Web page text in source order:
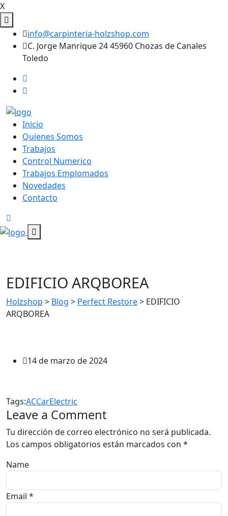
X
info@carpinteria-holzshop.com
C. Jorge Manrique 24 45960 Chozas de Canales
Toledo
Inicio
Quienes Somos
Trabajos
Control Numerico
Trabajos Emplomados
Novedades
Contacto
EDIFICIO ARQBOREA
Holzshop > Blog > Perfect Restore> EDIFICIO
ARQBOREA
14 de marzo de 2024
Tags:ACCarElectric
Leave a Comment
Tu dirección de correo electrónico no será publicada.
Los campos obligatorios están marcados con *
Name
Email *